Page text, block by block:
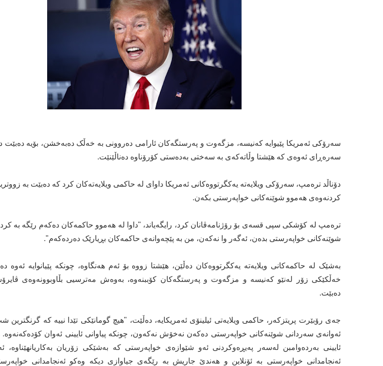
سەرۆکی ئەمریکا پێیوایە کەنیسە، مزگەوت و پەرستگەکان ئارامی دەروونی بە خەڵک دەبەخشن، بۆیە دەبێت
سەرەڕای ئەوەی کە هێشتا وڵاتەکەی بە سەختی بەدەستی کۆرۆناوە دەناڵێنێت.
دۆناڵد ترەمپ، سەرۆکی ویلایەتە یەکگرتووەکانی ئەمریکا داوای لە حاکمی ویلایەتەکان کرد کە دەبێت بە
کردنەوەی هەموو شوێنەکانی خواپەرستی بکەن.
ترەمپ لە کۆشکی سپی قسەی بۆ رۆژنامەڤانان کرد، رایگەیاند، "داوا لە هەموو حاکمەکان دەکەم رێگە بە
شوێنەکانی خواپەرستی بدەن، ئەگەر وا نەکەن، من بە پێچەوانەی حاکمەکان بڕیارێک دەردەکەم".
بەشێک لە حاکمەکانی ویلایەتە یەکگرتووەکان دەڵێن، هێشتا زووە بۆ ئەم هەنگاوە، چونکە پێیانوایە ئەوە
خەڵکێکی زۆر لەنێو کەنیسە و مزگەوت و پەرستگەکان کۆببنەوە، بەوەش مەترسیی بڵاوبوونەوەی
دەبێت.
جەی رۆبێرت پریتزکەر، حاکمی ویلایەتی ئیلینۆی ئەمریکایە، دەڵێت، "هیچ گومانێکی تێدا نییە کە گرنگترین
ئەوانەی سەردانی شوێنەکانی خواپەرستی دەکەن نەخۆش نەکەون، چونکە پیاوانی ئایینی ئەوان کۆدەکەنەوە.
ئایینی بەردەوامبن لەسەر پەیڕەوکردنی ئەو شێوازەی خواپەرستی کە بەشێکی زۆریان بەکاریانهێناوە،
ئەنجامدانی خواپەرستی بە ئۆنلاین و هەندێ جاریش بە رێگەی جیاوازی دیکە وەکو ئەنجامدانی